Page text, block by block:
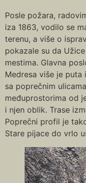
Posle požara,
iza 1863, vodilo se
terenu, a više o
pokazale su da
mestima. Glavna
Medresa više je
sa poprečnim
međuprostorima od
i njen oblik. Trase
Poprečni profil je
Stare pijace do vrlo